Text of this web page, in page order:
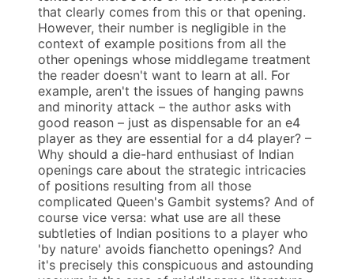
that clearly comes from this or that opening.
However, their number is negligible in the
context of example positions from all the
other openings whose middlegame treatment
the reader doesn't want to learn at all. For
example, aren't the issues of hanging pawns
and minority attack – the author asks with
good reason – just as dispensable for an e4
player as they are essential for a d4 player? –
Why should a die-hard enthusiast of Indian
openings care about the strategic intricacies
of positions resulting from all those
complicated Queen's Gambit systems? And of
course vice versa: what use are all these
subtleties of Indian positions to a player who
'by nature' avoids fianchetto openings? And
it's precisely this conspicuous and astounding